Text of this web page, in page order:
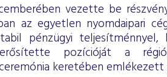
vezette be
az egyetlen nyomdaipari
pénzügyi teljesítménnyel,
pozícióját a
keretében